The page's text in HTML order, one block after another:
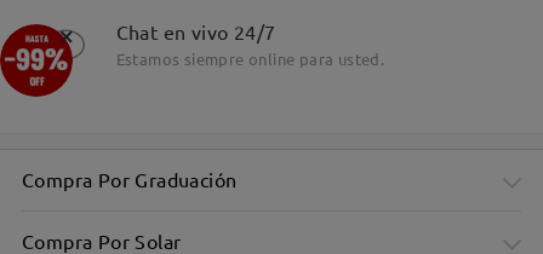
Chat en vivo 24/7
Estamos siempre online para usted.
Compra Por Graduación
Compra Por Solar
×